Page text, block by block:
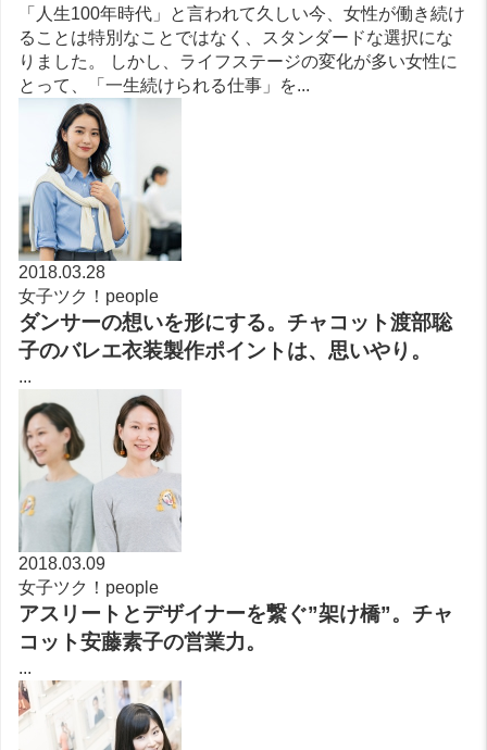
「人生100年時代」と言われて久しい今、女性が働き続け
ることは特別なことではなく、スタンダードな選択にな
りました。 しかし、ライフステージの変化が多い女性に
とって、「一生続けられる仕事」を...
2018.03.28
女子ツク！people
ダンサーの想いを形にする。チャコット渡部聡
子のバレエ衣装製作ポイントは、思いやり。
...
2018.03.09
女子ツク！people
アスリートとデザイナーを繋ぐ”架け橋”。チャ
コット安藤素子の営業力。
...